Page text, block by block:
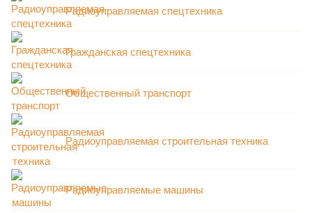
Радиоуправляемая спецтехника
Гражданская спецтехника
Общественный транспорт
Радиоуправляемая строительная техника
Радиоуправляемые машины